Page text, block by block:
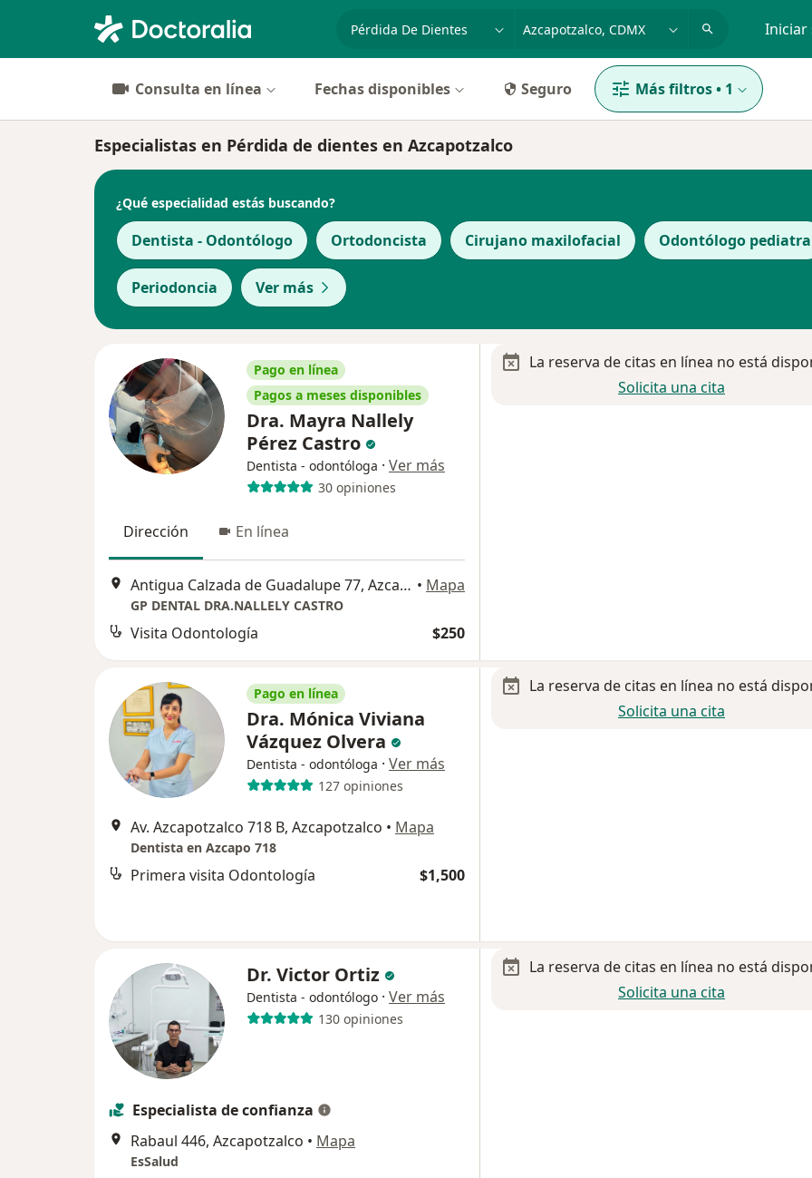
especialidad, enfermedad o nombre Iniciar
Consulta en línea Fechas disponibles Seguro Más filtros• 1
Especialistas en Pérdida de dientes en Azcapotzalco
¿Qué especialidad estás buscando?
Dentista - Odontólogo Ortodoncista Cirujano maxilofacial Odontólogo pediatra
Periodoncia Ver más
Pago en línea
Pagos a meses disponibles
Dra. Mayra Nallely
Pérez Castro
Dentista - odontóloga · Ver más
30 opiniones
Dirección En línea
Antigua Calzada de Guadalupe 77, Azcapotzalco • Mapa
GP DENTAL DRA.NALLELY CASTRO
Visita Odontología $250
La reserva de citas en línea no está
Solicita una cita
Pago en línea
Dra. Mónica Viviana
Vázquez Olvera
Dentista - odontóloga · Ver más
127 opiniones
Av. Azcapotzalco 718 B, Azcapotzalco • Mapa
Dentista en Azcapo 718
Primera visita Odontología $1,500
La reserva de citas en línea no está
Solicita una cita
Dr. Victor Ortiz
Dentista - odontólogo · Ver más
130 opiniones
Especialista de confianza
Rabaul 446, Azcapotzalco • Mapa
EsSalud
La reserva de citas en línea no está
Solicita una cita